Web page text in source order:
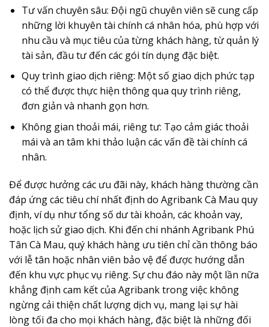
Tư vấn chuyên sâu: Đội ngũ chuyên viên sẽ cung cấp
những lời khuyên tài chính cá nhân hóa, phù hợp với
nhu cầu và mục tiêu của từng khách hàng, từ quản lý
tài sản, đầu tư đến các gói tín dụng đặc biệt.
Quy trình giao dịch riêng: Một số giao dịch phức tạp
có thể được thực hiện thông qua quy trình riêng,
đơn giản và nhanh gọn hơn.
Không gian thoải mái, riêng tư: Tạo cảm giác thoải
mái và an tâm khi thảo luận các vấn đề tài chính cá
nhân.
Để được hưởng các ưu đãi này, khách hàng thường cần
đáp ứng các tiêu chí nhất định do Agribank Cà Mau quy
định, ví dụ như tổng số dư tài khoản, các khoản vay,
hoặc lịch sử giao dịch. Khi đến chi nhánh Agribank Phú
Tân Cà Mau, quý khách hàng ưu tiên chỉ cần thông báo
với lễ tân hoặc nhân viên bảo vệ để được hướng dẫn
đến khu vực phục vụ riêng. Sự chu đáo này một lần nữa
khẳng định cam kết của Agribank trong việc không
ngừng cải thiện chất lượng dịch vụ, mang lại sự hài
lòng tối đa cho mọi khách hàng, đặc biệt là những đối